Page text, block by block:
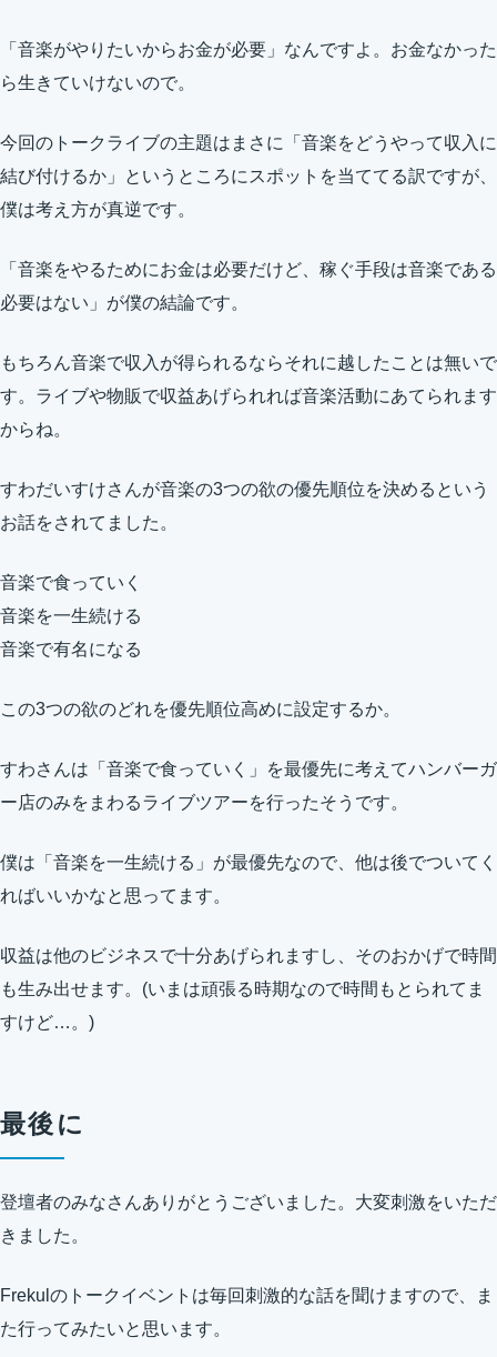
「音楽がやりたいからお金が必要」なんですよ。お金なかった
ら生きていけないので。
今回のトークライブの主題はまさに「音楽をどうやって収入に
結び付けるか」というところにスポットを当ててる訳ですが、
僕は考え方が真逆です。
「音楽をやるためにお金は必要だけど、稼ぐ手段は音楽である
必要はない」が僕の結論です。
もちろん音楽で収入が得られるならそれに越したことは無いで
す。ライブや物販で収益あげられれば音楽活動にあてられます
からね。
すわだいすけさんが音楽の3つの欲の優先順位を決めるという
お話をされてました。
音楽で食っていく
音楽を一生続ける
音楽で有名になる
この3つの欲のどれを優先順位高めに設定するか。
すわさんは「音楽で食っていく」を最優先に考えてハンバーガ
ー店のみをまわるライブツアーを行ったそうです。
僕は「音楽を一生続ける」が最優先なので、他は後でついてく
ればいいかなと思ってます。
収益は他のビジネスで十分あげられますし、そのおかげで時間
も生み出せます。(いまは頑張る時期なので時間もとられてま
すけど…。)
最後に
登壇者のみなさんありがとうございました。大変刺激をいただ
きました。
Frekulのトークイベントは毎回刺激的な話を聞けますので、ま
た行ってみたいと思います。